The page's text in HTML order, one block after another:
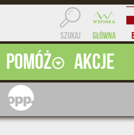
Szukaj Główna
Pomóż Akcje
Twitter